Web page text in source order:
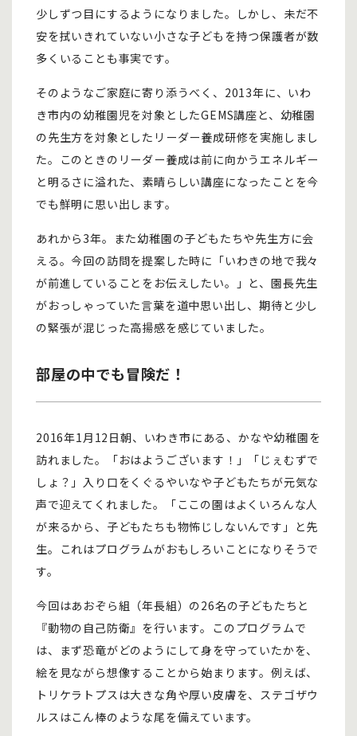
少しずつ目にするようになりました。しかし、未だ不
安を拭いきれていない小さな子どもを持つ保護者が数
多くいることも事実です。
そのようなご家庭に寄り添うべく、2013年に、いわ
き市内の幼稚園児を対象としたGEMS講座と、幼稚園
の先生方を対象としたリーダー養成研修を実施しまし
た。このときのリーダー養成は前に向かうエネルギー
と明るさに溢れた、素晴らしい講座になったことを今
でも鮮明に思い出します。
あれから3年。また幼稚園の子どもたちや先生方に会
える。今回の訪問を提案した時に「いわきの地で我々
が前進していることをお伝えしたい。」と、園長先生
がおっしゃっていた言葉を道中思い出し、期待と少し
の緊張が混じった高揚感を感じていました。
部屋の中でも冒険だ！
2016年1月12日朝、いわき市にある、かなや幼稚園を
訪れました。「おはようございます！」「じぇむずで
しょ？」入り口をくぐるやいなや子どもたちが元気な
声で迎えてくれました。「ここの園はよくいろんな人
が来るから、子どもたちも物怖じしないんです」と先
生。これはプログラムがおもしろいことになりそうで
す。
今回はあおぞら組（年長組）の26名の子どもたちと
『動物の自己防衛』を行います。このプログラムで
は、まず恐竜がどのようにして身を守っていたかを、
絵を見ながら想像することから始まります。例えば、
トリケラトプスは大きな角や厚い皮膚を、ステゴザウ
ルスはこん棒のような尾を備えています。